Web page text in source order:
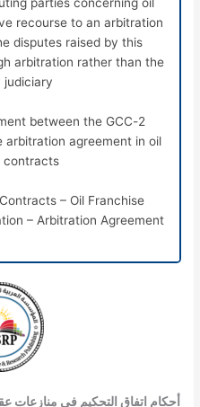
recourse to an arbitration
disputes raised by this
arbitration rather than the
between the GCC
agreement in oil
contracts.
– Oil Franchise
– Arbitration Agreement.
أحكام اتفاق التحكيم في منازعات